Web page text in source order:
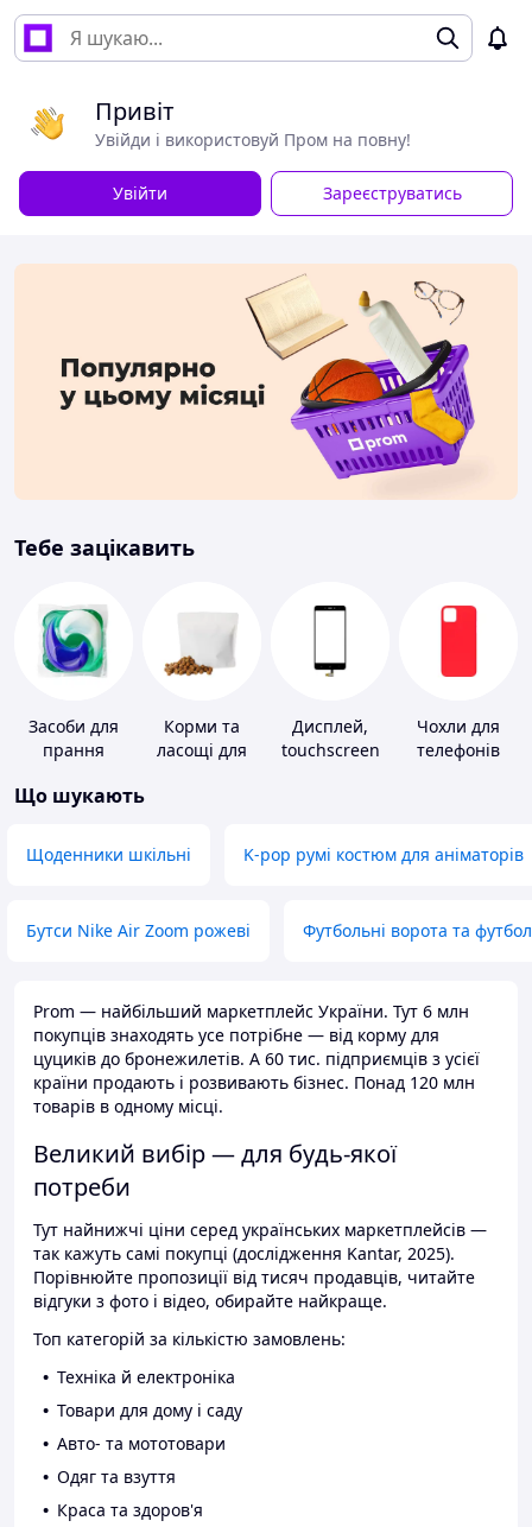
Привіт
Увійди і використовуй Пром на повну!
Увійти Зареєструватись
Тебе зацікавить
Засоби для
прання
Корми та
ласощі для
Дисплей,
touchscreen
Чохли для
телефонів
Що шукають
Щоденники шкільні K-pop румі костюм для аніматорів
Бутси Nike Air Zoom рожеві Футбольні ворота та
Prom — найбільший маркетплейс України. Тут 6 млн
покупців знаходять усе потрібне — від корму для
цуциків до бронежилетів. А 60 тис. підприємців з усієї
країни продають і розвивають бізнес. Понад 120 млн
товарів в одному місці.
Великий вибір — для будь-якої
потреби
Тут найнижчі ціни серед українських маркетплейсів —
так кажуть самі покупці (дослідження Kantar, 2025).
Порівнюйте пропозиції від тисяч продавців, читайте
відгуки з фото і відео, обирайте найкраще.
Топ категорій за кількістю замовлень:
Техніка й електроніка
Товари для дому і саду
Авто- та мототовари
Одяг та взуття
Краса та здоров'я